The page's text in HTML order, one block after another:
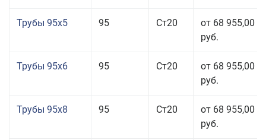
Трубы 95x5 95 Ст20
от 68 955,00
руб.
Трубы 95x6 95 Ст20
от 68 955,00
руб.
Трубы 95x8 95 Ст20
от 68 955,00
руб.